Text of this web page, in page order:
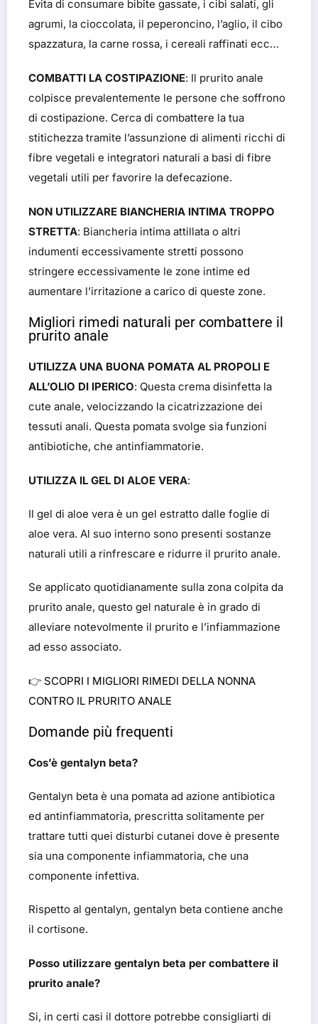
Evita di consumare bibite gassate, i cibi salati, gli
agrumi, la cioccolata, il peperoncino, l’aglio, il cibo
spazzatura, la carne rossa, i cereali raffinati ecc…
COMBATTI LA COSTIPAZIONE: Il prurito anale
colpisce prevalentemente le persone che soffrono
di costipazione. Cerca di combattere la tua
stitichezza tramite l’assunzione di alimenti ricchi di
fibre vegetali e integratori naturali a basi di fibre
vegetali utili per favorire la defecazione.
NON UTILIZZARE BIANCHERIA INTIMA TROPPO
STRETTA: Biancheria intima attillata o altri
indumenti eccessivamente stretti possono
stringere eccessivamente le zone intime ed
aumentare l’irritazione a carico di queste zone.
Migliori rimedi naturali per combattere il
prurito anale
UTILIZZA UNA BUONA POMATA AL PROPOLI E
ALL’OLIO DI IPERICO: Questa crema disinfetta la
cute anale, velocizzando la cicatrizzazione dei
tessuti anali. Questa pomata svolge sia funzioni
antibiotiche, che antinfiammatorie.
UTILIZZA IL GEL DI ALOE VERA:
Il gel di aloe vera è un gel estratto dalle foglie di
aloe vera. Al suo interno sono presenti sostanze
naturali utili a rinfrescare e ridurre il prurito anale.
Se applicato quotidianamente sulla zona colpita da
prurito anale, questo gel naturale è in grado di
alleviare notevolmente il prurito e l’infiammazione
ad esso associato.
👉 SCOPRI I MIGLIORI RIMEDI DELLA NONNA
CONTRO IL PRURITO ANALE
Domande più frequenti
Cos’è gentalyn beta?
Gentalyn beta è una pomata ad azione antibiotica
ed antinfiammatoria, prescritta solitamente per
trattare tutti quei disturbi cutanei dove è presente
sia una componente infiammatoria, che una
componente infettiva.
Rispetto al gentalyn, gentalyn beta contiene anche
il cortisone.
Posso utilizzare gentalyn beta per combattere il
prurito anale?
Si, in certi casi il dottore potrebbe consigliarti di